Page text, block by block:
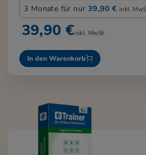
3 Monate für nur 39,90 € inkl.
39,90 €inkl. MwSt.
In den Warenkorb